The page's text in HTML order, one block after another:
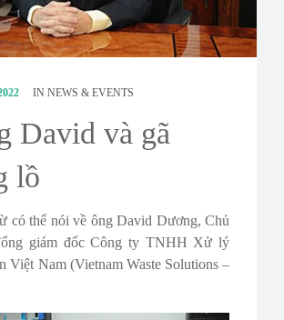
IN NEWS & EVENTS
David và gã
lồ
có thể nói về ông David Dương, Chủ
giám đốc Công ty TNHH Xử lý
Việt Nam (Vietnam Waste Solutions –